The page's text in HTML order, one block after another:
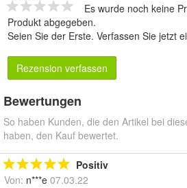
Es wurde noch keine
Produkt abgegeben.
Seien Sie der Erste. Verfassen Sie jetzt
Rezension verfassen
Bewertungen
So haben Kunden, die den Artikel bei
haben, den Kauf bewertet.
Positiv
Von: n***e 07.03.22